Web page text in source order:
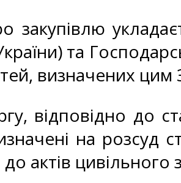
закупівлю
та
визначених цим
відповідно до
на розсуд
до актів цивільного